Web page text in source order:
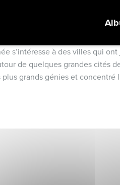
s’intéresse à des villes qui
de quelques grandes
grands génies et